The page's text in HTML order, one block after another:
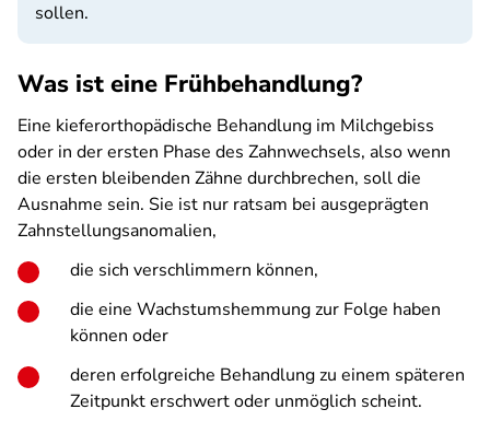
sollen.
Was ist eine Frühbehandlung?
Eine kieferorthopädische Behandlung im Milchgebiss
oder in der ersten Phase des Zahnwechsels, also wenn
die ersten bleibenden Zähne durchbrechen, soll die
Ausnahme sein. Sie ist nur ratsam bei ausgeprägten
Zahnstellungsanomalien,
die sich verschlimmern können,
die eine Wachstumshemmung zur Folge haben
können oder
deren erfolgreiche Behandlung zu einem späteren
Zeitpunkt erschwert oder unmöglich scheint.